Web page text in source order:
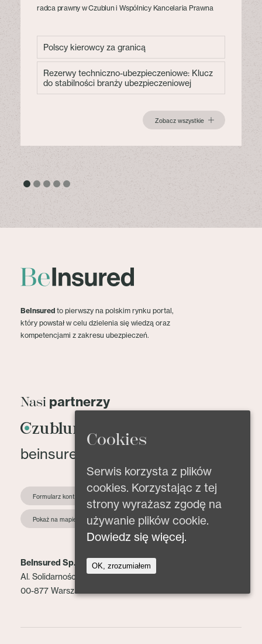
radca prawny w Czublun i Wspólnicy Kancelaria Prawna
Polscy kierowcy za granicą
Rezerwy techniczno-ubezpieczeniowe: Klucz
do stabilności branży ubezpieczeniowej
Zobacz wszystkie
BeInsured to pierwszy na polskim rynku portal,
który powstał w celu dzielenia się wiedzą oraz
kompetencjami z zakresu ubezpieczeń.
Nasi partnerzy
beinsured@beinsured.pl
Formularz kontaktowy
Pokaż na mapie
BeInsured Sp. z o.o.
Al. Solidarności 153 lok. 2
00-877 Warszawa
Cookies
Serwis korzysta z plików
cookies. Korzystając z tej
strony wyrażasz zgodę na
używanie plików cookie.
Dowiedz się więcej.
OK, zrozumiałem